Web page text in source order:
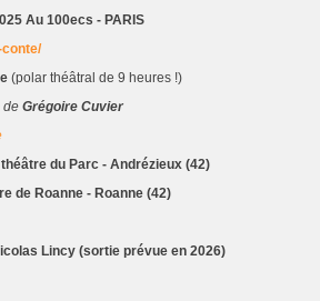
Au 100ecs - PARIS
(polar théâtral de 9 heures !)
deGrégoire Cuvier
du Parc - Andrézieux (42)
de Roanne - Roanne (42)
Lincy (sortie prévue en 2026)